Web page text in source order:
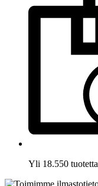
Yli 18.550 tuotetta